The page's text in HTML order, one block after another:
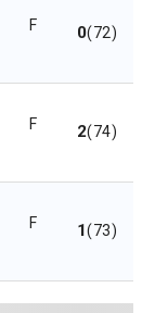
F 0(72)
F 2(74)
F 1(73)